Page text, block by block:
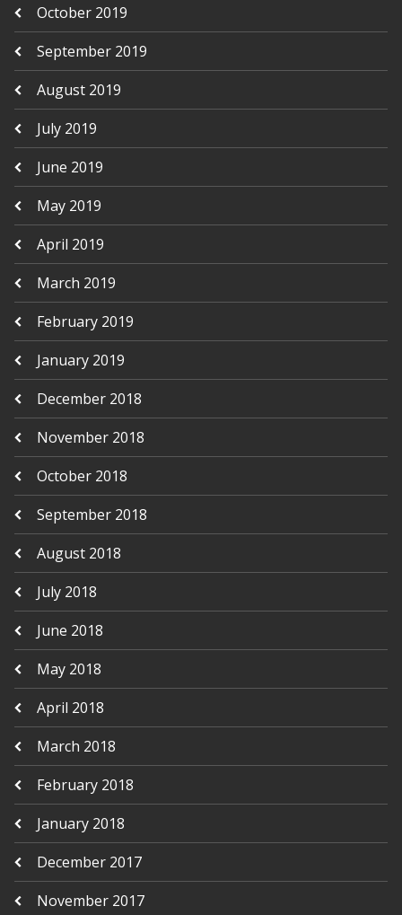
October 2019
September 2019
August 2019
July 2019
June 2019
May 2019
April 2019
March 2019
February 2019
January 2019
December 2018
November 2018
October 2018
September 2018
August 2018
July 2018
June 2018
May 2018
April 2018
March 2018
February 2018
January 2018
December 2017
November 2017